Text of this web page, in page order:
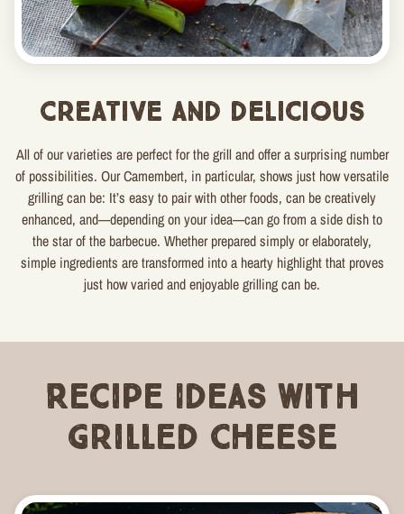
Creative and delicious
All of our varieties are perfect for the grill and offer a surprising number
of possibilities. Our Camembert, in particular, shows just how versatile
grilling can be: It’s easy to pair with other foods, can be creatively
enhanced, and—depending on your idea—can go from a side dish to
the star of the barbecue. Whether prepared simply or elaborately,
simple ingredients are transformed into a hearty highlight that proves
just how varied and enjoyable grilling can be.
Recipe Ideas with
Grilled Cheese